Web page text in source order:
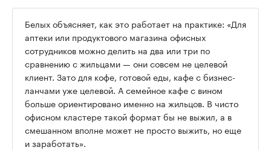
Белых объясняет, как это работает на практике: «Для
аптеки или продуктового магазина офисных
сотрудников можно делить на два или три по
сравнению с жильцами — они совсем не целевой
клиент. Зато для кофе, готовой еды, кафе с бизнес-
ланчами уже целевой. А семейное кафе с вином
больше ориентировано именно на жильцов. В чисто
офисном кластере такой формат бы не выжил, а в
смешанном вполне может не просто выжить, но еще
и заработать».